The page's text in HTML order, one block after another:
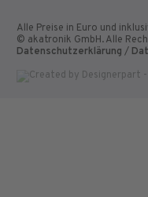
Alle Preise in Euro und
© akatronik GmbH. Alle
Datenschutzerklärung /